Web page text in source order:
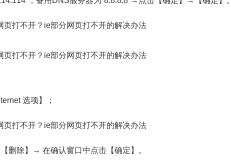
选项】；
除】→ 在确认窗口中点击【确定】。